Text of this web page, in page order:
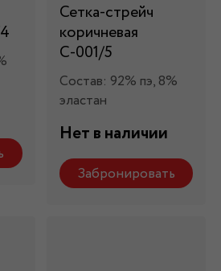
Сетка-стрейч
коричневая
С-001/5
Состав: 92% пэ, 8%
эластан
Нет в наличии
Забронировать